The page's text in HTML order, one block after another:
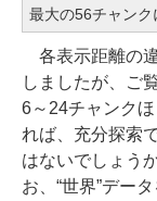
最大の56チャン
各表示距離の
しましたが、ご
6～24チャンク
れば、充分探索
はないでしょう
お、“世界”デー